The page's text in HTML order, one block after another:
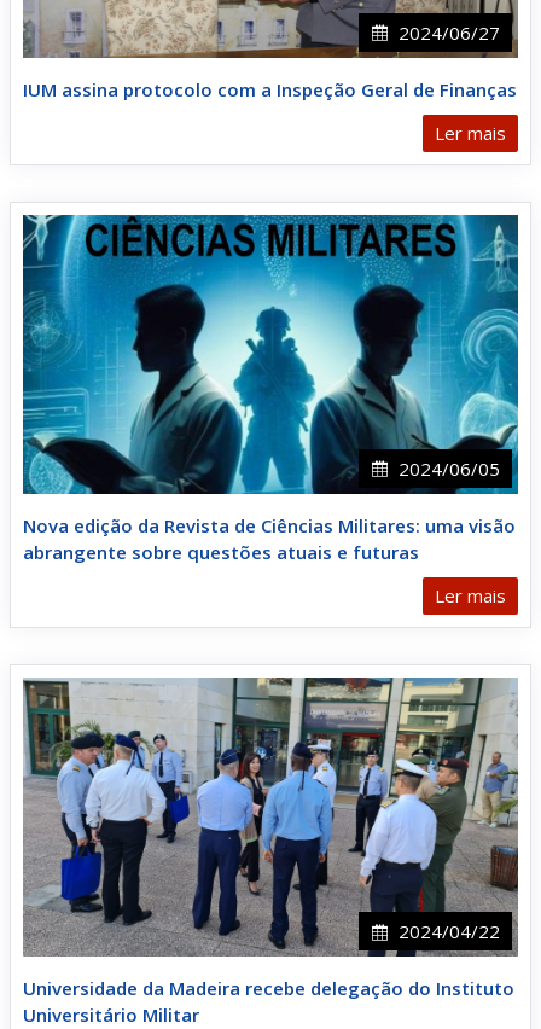
2024/06/27
IUM assina protocolo com a Inspeção Geral de Finanças
Ler mais
2024/06/05
Nova edição da Revista de Ciências Militares: uma visão
abrangente sobre questões atuais e futuras
Ler mais
2024/04/22
Universidade da Madeira recebe delegação do Instituto
Universitário Militar